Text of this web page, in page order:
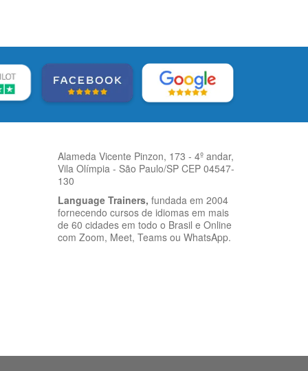
Alameda Vicente Pinzon, 173 - 4º andar,
Vila Olímpia - São Paulo/SP CEP 04547-
130
Language Trainers, fundada em 2004
fornecendo cursos de idiomas em mais
de 60 cidades em todo o Brasil e Online
com Zoom, Meet, Teams ou WhatsApp.